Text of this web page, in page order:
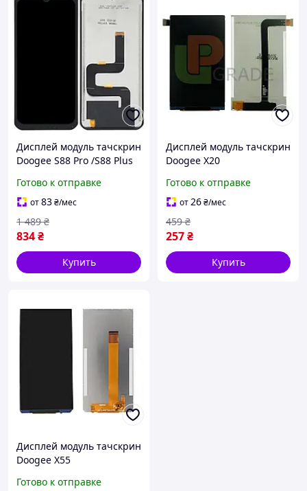
Дисплей модуль тачскрин
Doogee S88 Pro /S88 Plus
Готово к отправке
от83₴/мес
834₴
1 489 ₴
Купить
Дисплей модуль тачскрин
Doogee X20
Готово к отправке
от26₴/мес
257₴
459 ₴
Купить
Дисплей модуль тачскрин
Doogee X55
Готово к отправке